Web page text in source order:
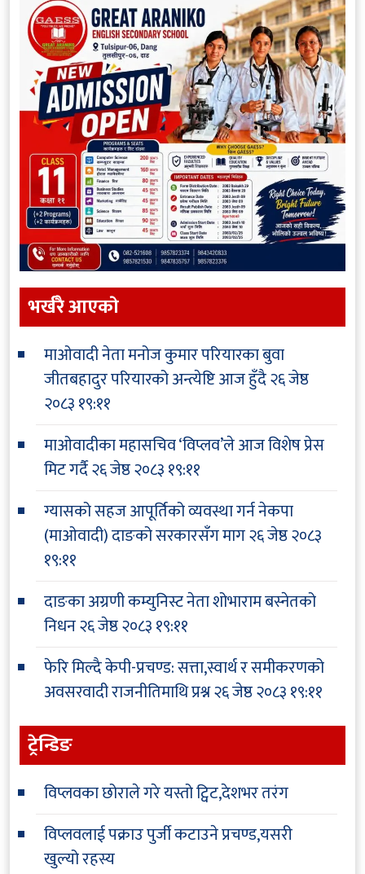
भर्खरै आएकाे
माओवादी नेता मनोज कुमार परियारका बुवा
जीतबहादुर परियारको अन्त्येष्टि आज हुँदै२६ जेष्ठ
२०८३ १९:११
माओवादीका महासचिव ‘विप्लव’ले आज विशेष प्रेस
मिट गर्दै२६ जेष्ठ २०८३ १९:११
ग्यासको सहज आपूर्तिको व्यवस्था गर्न नेकपा
(माओवादी) दाङको सरकारसँग माग२६ जेष्ठ २०८३
१९:११
दाङका अग्रणी कम्युनिस्ट नेता शोभाराम बस्नेतको
निधन२६ जेष्ठ २०८३ १९:११
फेरि मिल्दै केपी-प्रचण्ड: सत्ता,स्वार्थ र समीकरणको
अवसरवादी राजनीतिमाथि प्रश्न२६ जेष्ठ २०८३ १९:११
ट्रेन्डिङ
विप्लवका छोराले गरे यस्तो ट्विट,देशभर तरंग
विप्लवलाई पक्राउ पुर्जी कटाउने प्रचण्ड,यसरी
खुल्यो रहस्य